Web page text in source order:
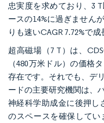
忠実度を求めており、3
ースの14%に過ぎません
りも速いCAGR 7.72%で
超高磁場（7 T）は、
（480万米ドル）の価格
存在です。それでも、デ
ードの主要研究機関は、
神経科学助成金に後押し
のスペースを確保してい